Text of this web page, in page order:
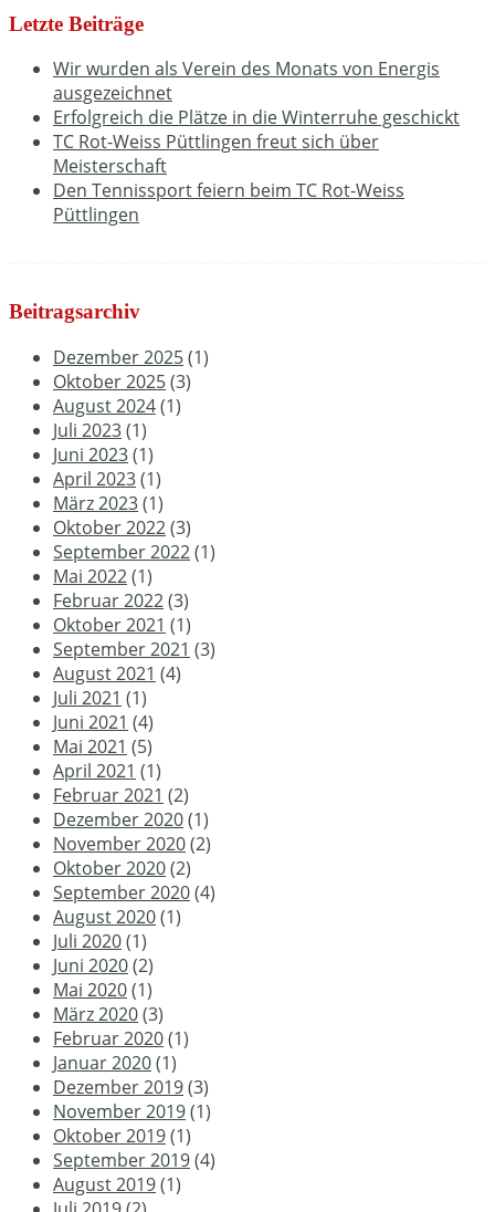
Letzte Beiträge
Wir wurden als Verein des Monats von Energis
ausgezeichnet
Erfolgreich die Plätze in die Winterruhe geschickt
TC Rot-Weiss Püttlingen freut sich über
Meisterschaft
Den Tennissport feiern beim TC Rot-Weiss
Püttlingen
Beitragsarchiv
Dezember 2025(1)
Oktober 2025(3)
August 2024(1)
Juli 2023(1)
Juni 2023(1)
April 2023(1)
März 2023(1)
Oktober 2022(3)
September 2022(1)
Mai 2022(1)
Februar 2022(3)
Oktober 2021 (1)
September 2021 (3)
August 2021 (4)
Juli 2021 (1)
Juni 2021 (4)
Mai 2021 (5)
April 2021 (1)
Februar 2021 (2)
Dezember 2020(1)
November 2020(2)
Oktober 2020(2)
September 2020(4)
August 2020(1)
Juli 2020(1)
Juni 2020(2)
Mai 2020(1)
März 2020(3)
Februar 2020(1)
Januar 2020(1)
Dezember 2019(3)
November 2019(1)
Oktober 2019(1)
September 2019(4)
August 2019(1)